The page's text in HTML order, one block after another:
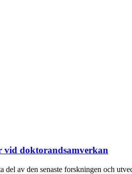
vid doktorandsamverkan
av den senaste forskningen och